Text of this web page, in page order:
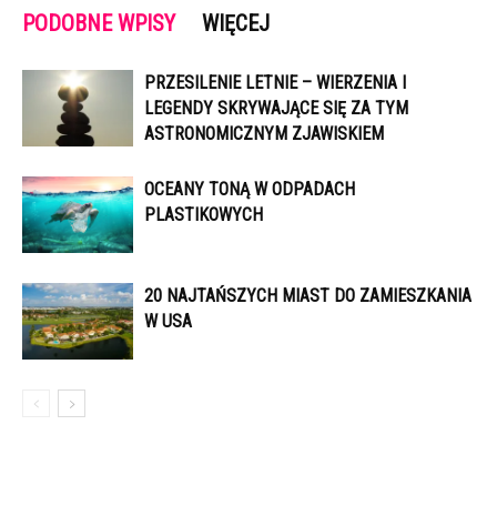
PODOBNE WPISY WIĘCEJ
PRZESILENIE LETNIE – WIERZENIA I
LEGENDY SKRYWAJĄCE SIĘ ZA TYM
ASTRONOMICZNYM ZJAWISKIEM
OCEANY TONĄ W ODPADACH
PLASTIKOWYCH
20 NAJTAŃSZYCH MIAST DO ZAMIESZKANIA
W USA